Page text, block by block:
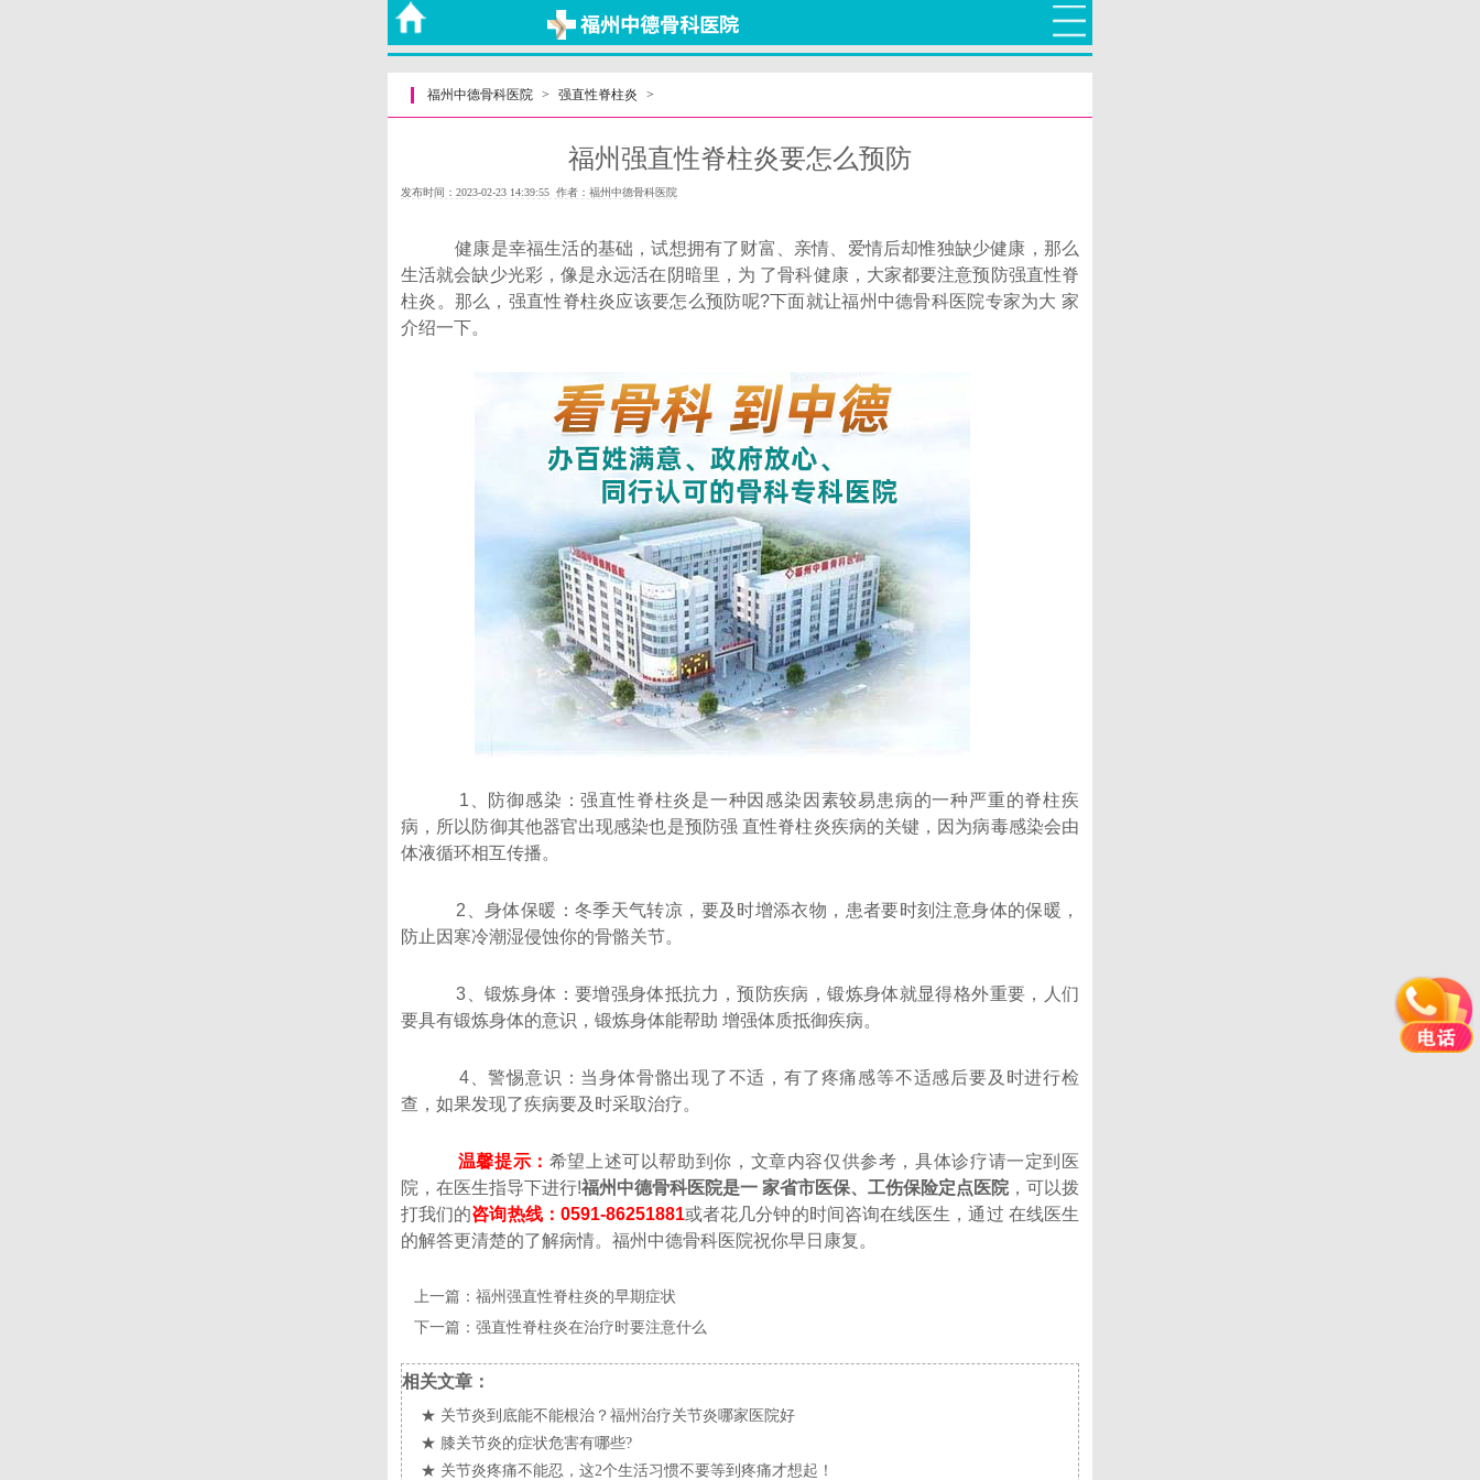
福州中德骨科医院 > 强直性脊柱炎 >
福州强直性脊柱炎要怎么预防
发布时间：2023-02-23 14:39:55 作者：福州中德骨科医院
健康是幸福生活的基础，试想拥有了财富、亲情、爱情后却惟独缺少健康，那么
生活就会缺少光彩，像是永远活在阴暗里，为 了骨科健康，大家都要注意预防强直性脊
柱炎。那么，强直性脊柱炎应该要怎么预防呢?下面就让福州中德骨科医院专家为大 家
介绍一下。
1、防御感染：强直性脊柱炎是一种因感染因素较易患病的一种严重的脊柱疾
病，所以防御其他器官出现感染也是预防强 直性脊柱炎疾病的关键，因为病毒感染会由
体液循环相互传播。
2、身体保暖：冬季天气转凉，要及时增添衣物，患者要时刻注意身体的保暖，
防止因寒冷潮湿侵蚀你的骨骼关节。
3、锻炼身体：要增强身体抵抗力，预防疾病，锻炼身体就显得格外重要，人们
要具有锻炼身体的意识，锻炼身体能帮助 增强体质抵御疾病。
4、警惕意识：当身体骨骼出现了不适，有了疼痛感等不适感后要及时进行检
查，如果发现了疾病要及时采取治疗。
温馨提示： 希望上述可以帮助到你，文章内容仅供参考，具体诊疗请一定到医
院，在医生指导下进行!福州中德骨科医院是一 家省市医保、工伤保险定点医院，可以拨
打我们的咨询热线：0591-86251881或者花几分钟的时间咨询在线医生，通过 在线医生
的解答更清楚的了解病情。福州中德骨科医院祝你早日康复。
上一篇：福州强直性脊柱炎的早期症状
下一篇：强直性脊柱炎在治疗时要注意什么
相关文章：
★ 关节炎到底能不能根治？福州治疗关节炎哪家医院好
★ 膝关节炎的症状危害有哪些?
★ 关节炎疼痛不能忍，这2个生活习惯不要等到疼痛才想起！